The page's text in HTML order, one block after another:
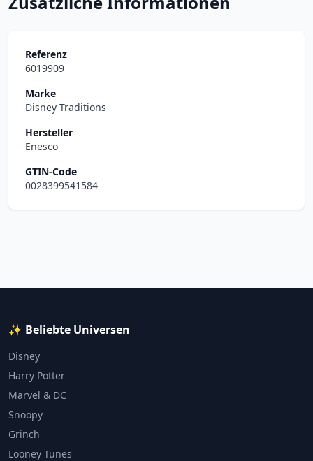
Referenz
6019909
Marke
Disney Traditions
Hersteller
Enesco
GTIN-Code
0028399541584
✨ Beliebte Universen
Disney
Harry Potter
Marvel & DC
Snoopy
Grinch
Looney Tunes